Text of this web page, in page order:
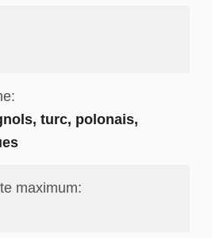
turc, polonais,
maximum: